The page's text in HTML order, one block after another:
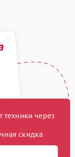
через
скидка